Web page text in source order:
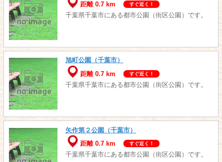
距離 0.7 km
すぐ近く！
千葉県千葉市にある都市公園（街区公園）です。
旭町公園（千葉市）
距離 0.7 km
すぐ近く！
千葉県千葉市にある都市公園（街区公園）です。
矢作第２公園（千葉市）
距離 0.7 km
すぐ近く！
千葉県千葉市にある都市公園（街区公園）です。